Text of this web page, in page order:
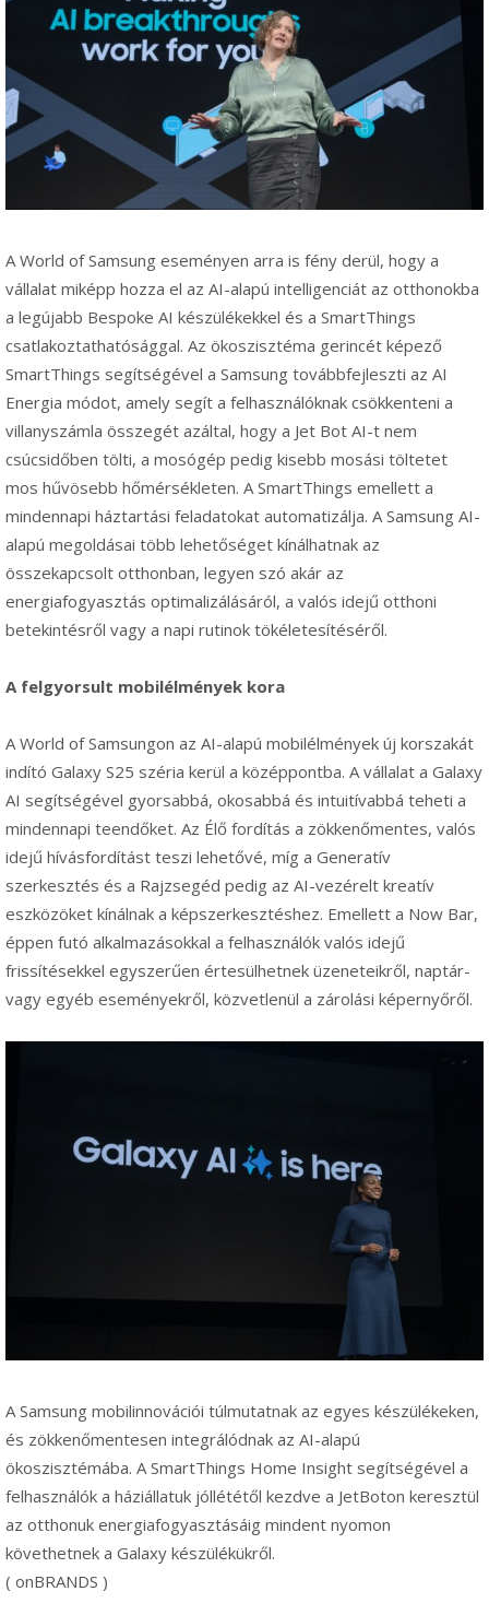
A World of Samsung eseményen arra is fény derül, hogy a
vállalat miképp hozza el az AI-alapú intelligenciát az otthonokba
a legújabb Bespoke AI készülékekkel és a SmartThings
csatlakoztathatósággal. Az ökoszisztéma gerincét képező
SmartThings segítségével a Samsung továbbfejleszti az AI
Energia módot, amely segít a felhasználóknak csökkenteni a
villanyszámla összegét azáltal, hogy a Jet Bot AI-t nem
csúcsidőben tölti, a mosógép pedig kisebb mosási töltetet
mos hűvösebb hőmérsékleten. A SmartThings emellett a
mindennapi háztartási feladatokat automatizálja. A Samsung AI-
alapú megoldásai több lehetőséget kínálhatnak az
összekapcsolt otthonban, legyen szó akár az
energiafogyasztás optimalizálásáról, a valós idejű otthoni
betekintésről vagy a napi rutinok tökéletesítéséről.
A felgyorsult mobilélmények kora
A World of Samsungon az AI-alapú mobilélmények új korszakát
indító Galaxy S25 széria kerül a középpontba. A vállalat a Galaxy
AI segítségével gyorsabbá, okosabbá és intuitívabbá teheti a
mindennapi teendőket. Az Élő fordítás a zökkenőmentes, valós
idejű hívásfordítást teszi lehetővé, míg a Generatív
szerkesztés és a Rajzsegéd pedig az AI-vezérelt kreatív
eszközöket kínálnak a képszerkesztéshez. Emellett a Now Bar,
éppen futó alkalmazásokkal a felhasználók valós idejű
frissítésekkel egyszerűen értesülhetnek üzeneteikről, naptár-
vagy egyéb eseményekről, közvetlenül a zárolási képernyőről.
A Samsung mobilinnovációi túlmutatnak az egyes készülékeken,
és zökkenőmentesen integrálódnak az AI-alapú
ökoszisztémába. A SmartThings Home Insight segítségével a
felhasználók a háziállatuk jóllététől kezdve a JetBoton keresztül
az otthonuk energiafogyasztásáig mindent nyomon
követhetnek a Galaxy készülékükről.
( onBRANDS )